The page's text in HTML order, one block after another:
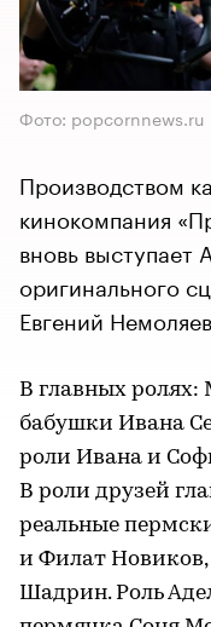
Фото: popcornnews.ru
Производством
кинокомпания
вновь выступает
оригинального
Евгений
В главных
бабушки Ивана
роли Ивана и
В роли друзей
реальные
и Филат Новиков,
Шадрин. Роль